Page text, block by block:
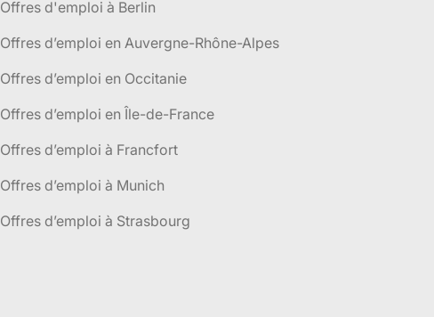
Offres d'emploi à Berlin
Offres d’emploi en Auvergne-Rhône-Alpes
Offres d’emploi en Occitanie
Offres d’emploi en Île-de-France
Offres d’emploi à Francfort
Offres d’emploi à Munich
Offres d’emploi à Strasbourg